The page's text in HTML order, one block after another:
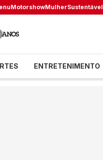
MotorshowMulherSustentável
ENTRETENIMENTO